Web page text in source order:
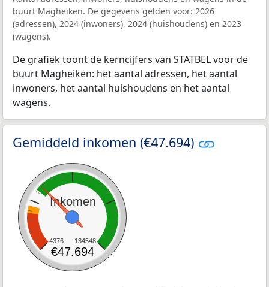
buurt Magheiken. De gegevens gelden voor: 2026
(adressen), 2024 (inwoners), 2024 (huishoudens) en 2023
(wagens).
De grafiek toont de kerncijfers van STATBEL voor de
buurt Magheiken: het aantal adressen, het aantal
inwoners, het aantal huishoudens en het aantal
wagens.
Gemiddeld inkomen (€47.694)
Inkomen
4376 134548
€47.694